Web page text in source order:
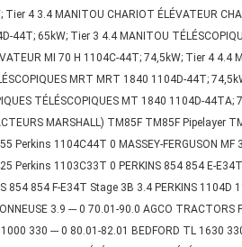
4 3.4 MANITOU CHARIOT ÉLÉVATEUR
44T; 65kW; Tier 3 4.4 MANITOU
MI 70 H 1104C-44T; 74,5kW; Tier 4
MRT MRT 1840 1104D-44T;
TÉLÉSCOPIQUES MT 1840 1104D-
MARSHALL) TM85F TM85F Pipelayer
Perkins 1104C44T 0 MASSEY-FERGUSON
Perkins 1103C33T 0 PERKINS 854 854 E-
854 854 F-E34T Stage 3B 3.4 PERKINS 1104D
3.9 --- 0 70.01-90.0 AGCO
330 --- 0 80.01-82.01 BEDFORD TL 1630